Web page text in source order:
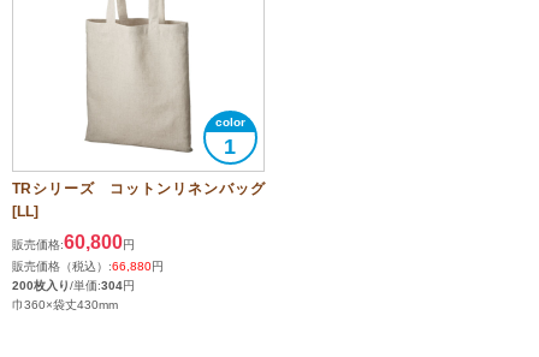
1
TRシリーズ コットンリネンバッグ
[LL]
販売価格:60,800円
販売価格（税込）:66,880円
200枚入り/単価:304円
巾360×袋丈430mm